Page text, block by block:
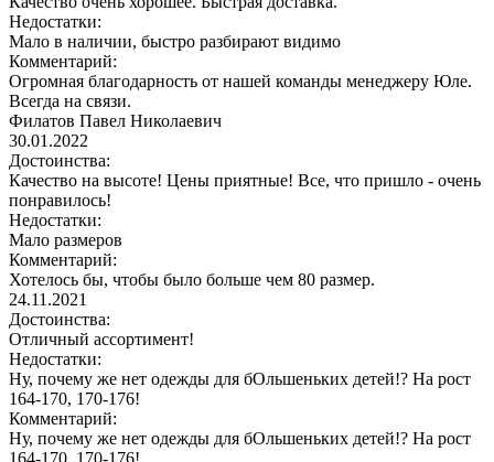
Недостатки:
Мало в наличии, быстро разбирают видимо
Комментарий:
Огромная благодарность от нашей команды менеджеру Юле.
Всегда на связи.
Филатов Павел Николаевич
30.01.2022
Достоинства:
Качество на высоте! Цены приятные! Все, что пришло - очень
понравилось!
Недостатки:
Мало размеров
Комментарий:
Хотелось бы, чтобы было больше чем 80 размер.
24.11.2021
Достоинства:
Отличный ассортимент!
Недостатки:
Ну, почему же нет одежды для бОльшеньких детей!? На рост
164-170, 170-176!
Комментарий:
Ну, почему же нет одежды для бОльшеньких детей!? На рост
164-170, 170-176!